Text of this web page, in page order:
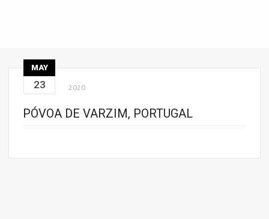
MAY
23 2020
PÓVOA DE VARZIM, PORTUGAL